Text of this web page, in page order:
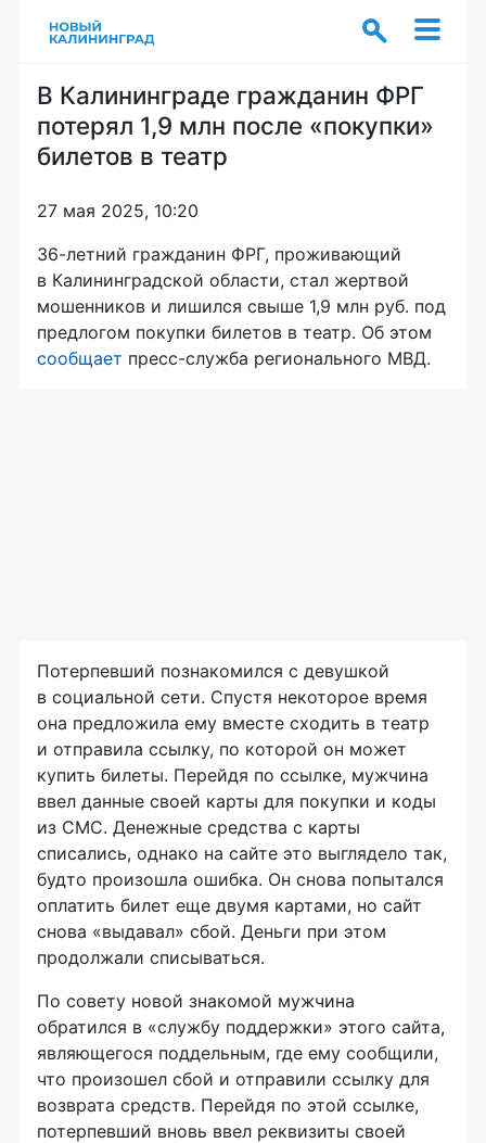
В Калининграде гражданин ФРГ
потерял 1,9 млн после «покупки»
билетов в театр
27 мая 2025, 10:20
36-летний гражданин ФРГ, проживающий
в Калининградской области, стал жертвой
мошенников и лишился свыше 1,9 млн руб. под
предлогом покупки билетов в театр. Об этом
сообщает пресс-служба регионального МВД.
Потерпевший познакомился с девушкой
в социальной сети. Спустя некоторое время
она предложила ему вместе сходить в театр
и отправила ссылку, по которой он может
купить билеты. Перейдя по ссылке, мужчина
ввел данные своей карты для покупки и коды
из СМС. Денежные средства с карты
списались, однако на сайте это выглядело так,
будто произошла ошибка. Он снова попытался
оплатить билет еще двумя картами, но сайт
снова «выдавал» сбой. Деньги при этом
продолжали списываться.
По совету новой знакомой мужчина
обратился в «службу поддержки» этого сайта,
являющегося поддельным, где ему сообщили,
что произошел сбой и отправили ссылку для
возврата средств. Перейдя по этой ссылке,
потерпевший вновь ввел реквизиты своей